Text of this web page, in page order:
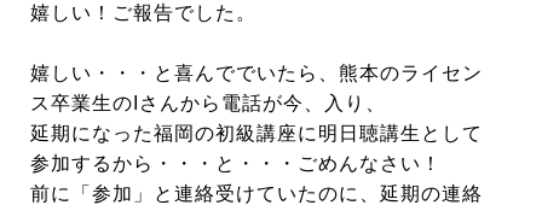
嬉しい！ご報告でした。
嬉しい・・・と喜んででいたら、熊本のライセン
ス卒業生のIさんから電話が今、入り、
延期になった福岡の初級講座に明日聴講生として
参加するから・・・と・・・ごめんなさい！
前に「参加」と連絡受けていたのに、延期の連絡